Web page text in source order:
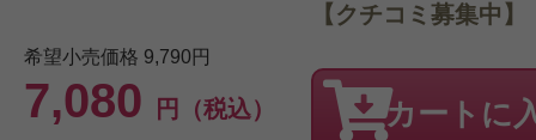
希望小売価格 9,790円
7,080 円（税込）
【クチコミ募集中】
カートに